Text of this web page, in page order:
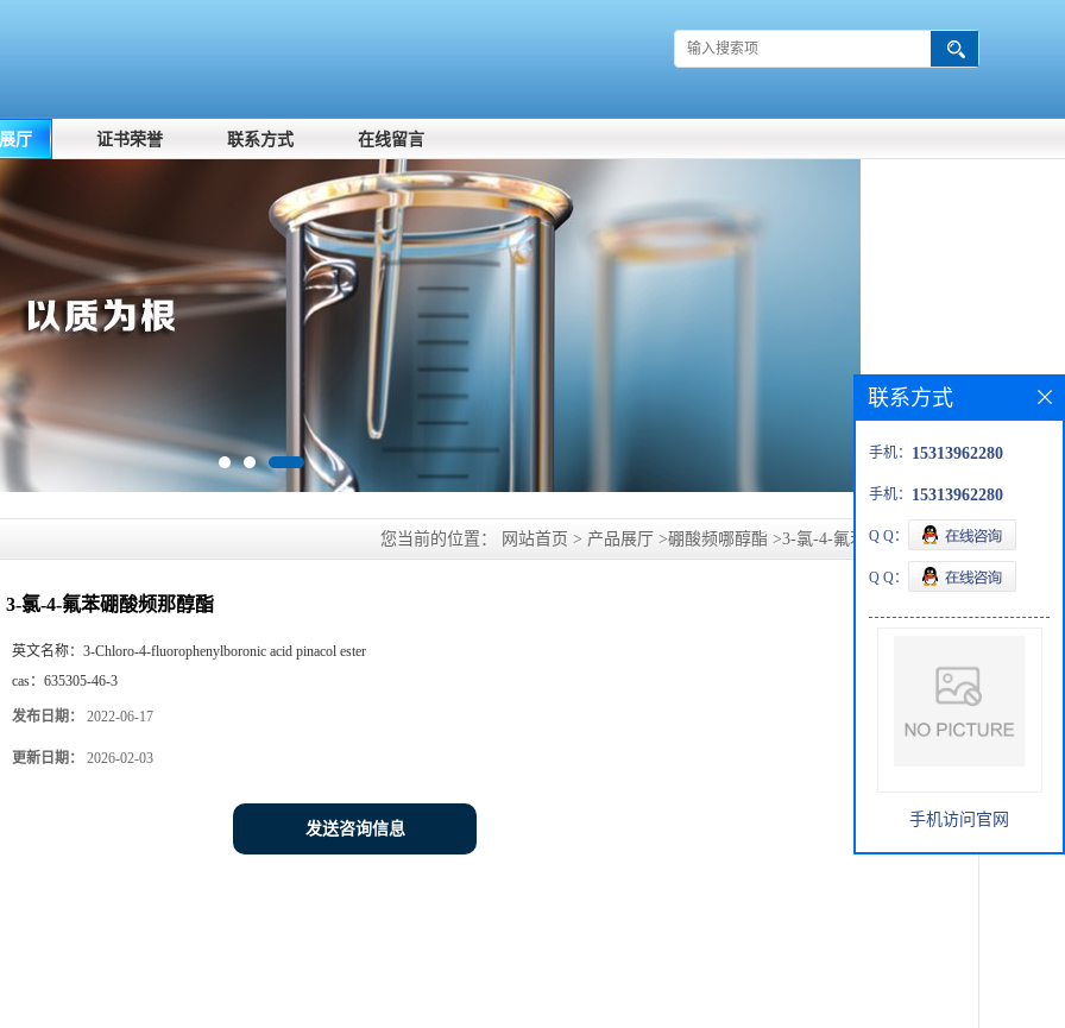
厅 证书荣誉 联系方式 在线留言
您当前的位置： 网站首页 > 产品展厅 >硼酸频哪醇酯 >3-氯-4-氟苯硼酸频那醇酯
3-氯-4-氟苯硼酸频那醇酯
英文名称： 3-Chloro-4-fluorophenylboronic acid pinacol ester
cas： 635305-46-3
发布日期： 2022-06-17
更新日期： 2026-02-03
发送咨询信息
联系方式
手机： 15313962280
手机： 15313962280
Q Q：
Q Q：
手机访问官网